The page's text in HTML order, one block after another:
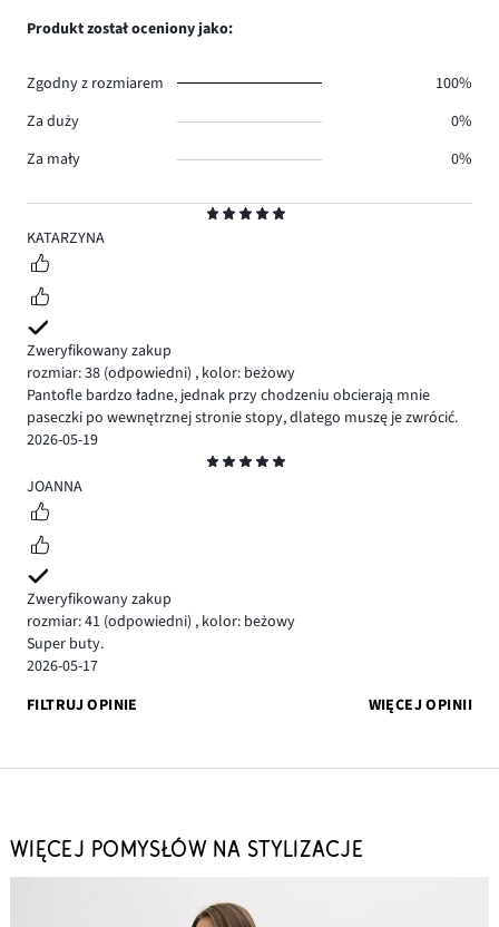
5
KATARZYNA
Zweryfikowany zakup
rozmiar: 38 (odpowiedni) , kolor: beżowy
Pantofle bardzo ładne, jednak przy chodzeniu obcierają mnie
paseczki po wewnętrznej stronie stopy, dlatego muszę je zwrócić.
2026-05-19
5
JOANNA
Zweryfikowany zakup
rozmiar: 41 (odpowiedni) , kolor: beżowy
Super buty.
2026-05-17
FILTRUJ OPINIE
WIĘCEJ OPINII
Produkt został oceniony jako:
Zgodny z rozmiarem
100%
Za duży
0%
Za mały
0%
WIĘCEJ POMYSŁÓW NA STYLIZACJE